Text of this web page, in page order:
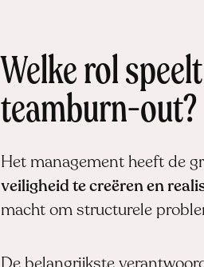
Welke rol
teamburn-out?
Het management heeft de
veiligheid te creëren en
macht om structurele